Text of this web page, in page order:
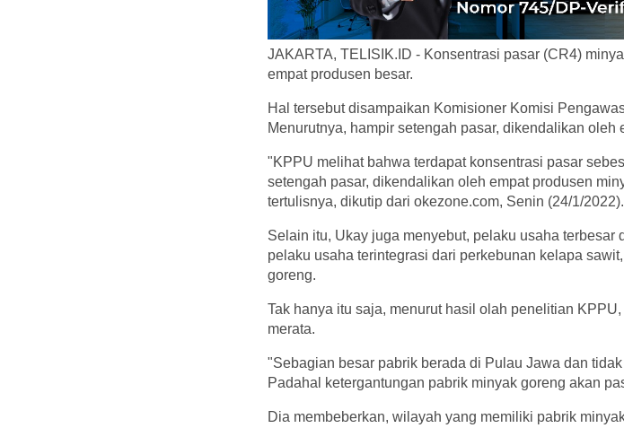
JAKARTA, TELISIK.ID - Konsentrasi pasar (CR4)
empat produsen besar.
Hal tersebut disampaikan Komisioner Komisi
Menurutnya, hampir setengah pasar, dikendalikan oleh
"KPPU melihat bahwa terdapat konsentrasi pasar
setengah pasar, dikendalikan oleh empat produsen
tertulisnya, dikutip dari okezone.com, Senin (24/1/2022).
Selain itu, Ukay juga menyebut, pelaku usaha
pelaku usaha terintegrasi dari perkebunan kelapa
goreng.
Tak hanya itu saja, menurut hasil olah penelitian
merata.
"Sebagian besar pabrik berada di Pulau Jawa dan
Padahal ketergantungan pabrik minyak goreng akan
Dia membeberkan, wilayah yang memiliki pabrik